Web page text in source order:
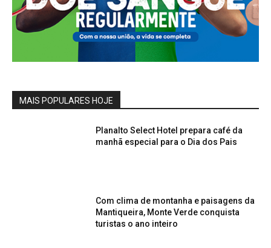
MAIS POPULARES HOJE
Planalto Select Hotel prepara café da
manhã especial para o Dia dos Pais
Com clima de montanha e paisagens da
Mantiqueira, Monte Verde conquista
turistas o ano inteiro